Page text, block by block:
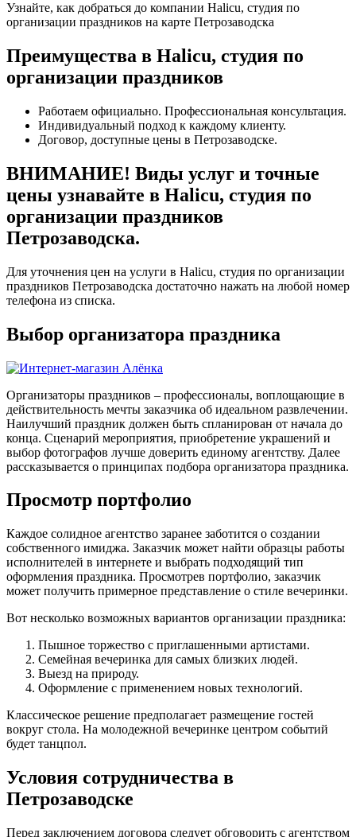
Узнайте, как добраться до компании Halicu, студия по
организации праздников на карте Петрозаводска
Преимущества в Halicu, студия по
организации праздников
Работаем официально. Профессиональная консультация.
Индивидуальный подход к каждому клиенту.
Договор, доступные цены в Петрозаводске.
ВНИМАНИЕ! Виды услуг и точные
цены узнавайте в Halicu, студия по
организации праздников
Петрозаводска.
Для уточнения цен на услуги в Halicu, студия по организации
праздников Петрозаводска достаточно нажать на любой номер
телефона из списка.
Выбор организатора праздника
Организаторы праздников – профессионалы, воплощающие в
действительность мечты заказчика об идеальном развлечении.
Наилучший праздник должен быть спланирован от начала до
конца. Сценарий мероприятия, приобретение украшений и
выбор фотографов лучше доверить единому агентству. Далее
рассказывается о принципах подбора организатора праздника.
Просмотр портфолио
Каждое солидное агентство заранее заботится о создании
собственного имиджа. Заказчик может найти образцы работы
исполнителей в интернете и выбрать подходящий тип
оформления праздника. Просмотрев портфолио, заказчик
может получить примерное представление о стиле вечеринки.
Вот несколько возможных вариантов организации праздника:
Пышное торжество с приглашенными артистами.
Семейная вечеринка для самых близких людей.
Выезд на природу.
Оформление с применением новых технологий.
Классическое решение предполагает размещение гостей
вокруг стола. На молодежной вечеринке центром событий
будет танцпол.
Условия сотрудничества в
Петрозаводске
Перед заключением договора следует обговорить с агентством